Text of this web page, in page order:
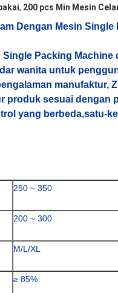
, 200 pcs Min Mesin
Dengan Mesin Single
Single Packing
wanita untuk
manufaktur,
sesuai dengan
yang berbeda,satu-
250 ~ 350
200 ~ 300
M/L/XL
≥ 85%